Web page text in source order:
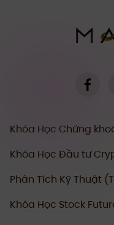
Khóa Học Chứng
Khóa Học Đầu tư
Phân Tích Kỹ Thuật
Khóa Học Stock